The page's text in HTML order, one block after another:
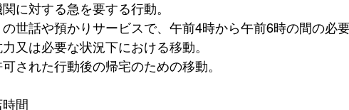
関に対する急を要する行動。
の世話や預かりサービスで、午前4時から午前6時の間の必
力又は必要な状況下における移動。
可された行動後の帰宅のための移動。
間